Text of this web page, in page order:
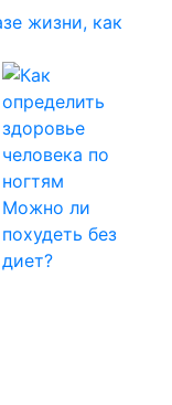
Можно ли
похудеть без
диет?